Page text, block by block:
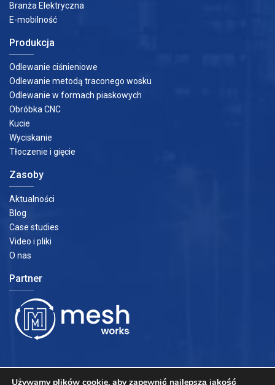
Branża Elektryczna
E-mobilność
Produkcja
Odlewanie ciśnieniowe
Odlewanie metodą traconego wosku
Odlewanie w formach piaskowych
Obróbka CNC
Kucie
Wyciskanie
Tłoczenie i gięcie
Zasoby
Aktualności
Blog
Case studies
Video i pliki
O nas
Partner
Używamy plików cookie, aby zapewnić najlepszą jakość